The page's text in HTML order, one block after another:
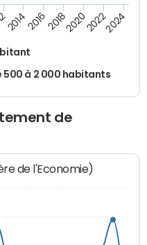
500 à 2 000 habitants
201420162018202020222024
de
de l'Economie)